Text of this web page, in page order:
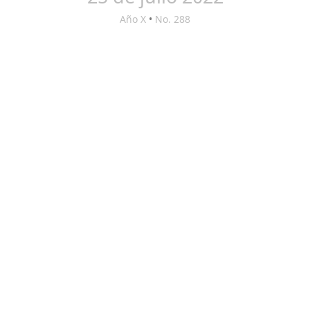
Año X • No. 288